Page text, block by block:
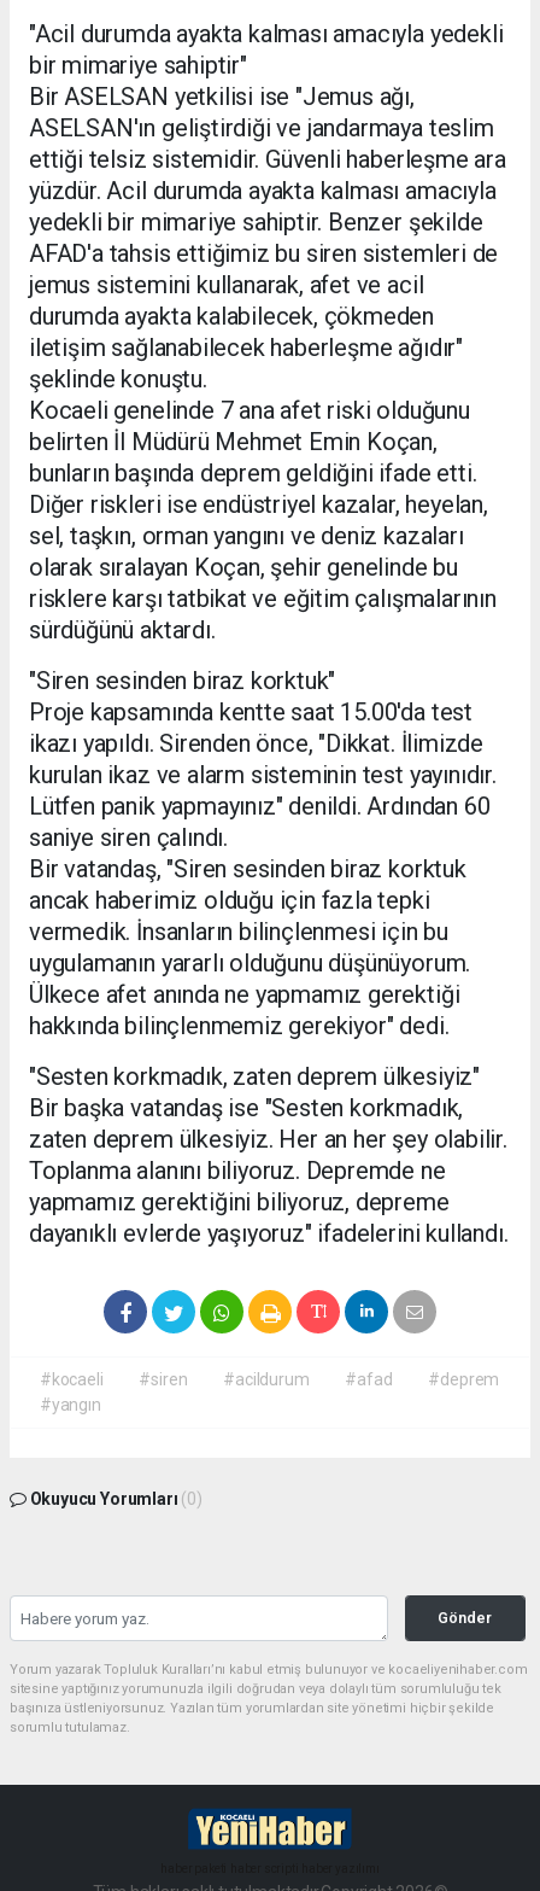
"Acil durumda ayakta kalması amacıyla yedekli
bir mimariye sahiptir"
Bir ASELSAN yetkilisi ise "Jemus ağı,
ASELSAN'ın geliştirdiği ve jandarmaya teslim
ettiği telsiz sistemidir. Güvenli haberleşme ara
yüzdür. Acil durumda ayakta kalması amacıyla
yedekli bir mimariye sahiptir. Benzer şekilde
AFAD'a tahsis ettiğimiz bu siren sistemleri de
jemus sistemini kullanarak, afet ve acil
durumda ayakta kalabilecek, çökmeden
iletişim sağlanabilecek haberleşme ağıdır"
şeklinde konuştu.
Kocaeli genelinde 7 ana afet riski olduğunu
belirten İl Müdürü Mehmet Emin Koçan,
bunların başında deprem geldiğini ifade etti.
Diğer riskleri ise endüstriyel kazalar, heyelan,
sel, taşkın, orman yangını ve deniz kazaları
olarak sıralayan Koçan, şehir genelinde bu
risklere karşı tatbikat ve eğitim çalışmalarının
sürdüğünü aktardı.
"Siren sesinden biraz korktuk"
Proje kapsamında kentte saat 15.00'da test
ikazı yapıldı. Sirenden önce, "Dikkat. İlimizde
kurulan ikaz ve alarm sisteminin test yayınıdır.
Lütfen panik yapmayınız" denildi. Ardından 60
saniye siren çalındı.
Bir vatandaş, "Siren sesinden biraz korktuk
ancak haberimiz olduğu için fazla tepki
vermedik. İnsanların bilinçlenmesi için bu
uygulamanın yararlı olduğunu düşünüyorum.
Ülkece afet anında ne yapmamız gerektiği
hakkında bilinçlenmemiz gerekiyor" dedi.
"Sesten korkmadık, zaten deprem ülkesiyiz"
Bir başka vatandaş ise "Sesten korkmadık,
zaten deprem ülkesiyiz. Her an her şey olabilir.
Toplanma alanını biliyoruz. Depremde ne
yapmamız gerektiğini biliyoruz, depreme
dayanıklı evlerde yaşıyoruz" ifadelerini kullandı.
#kocaeli #siren #acildurum #afad
#deprem
#yangın
Okuyucu Yorumları (0)
Gönder
Yorum yazarak Topluluk Kuralları’nı kabul etmiş bulunuyor ve kocaeliyenihaber.com
sitesine yaptığınız yorumunuzla ilgili doğrudan veya dolaylı tüm sorumluluğu tek
başınıza üstleniyorsunuz. Yazılan tüm yorumlardan site yönetimi hiçbir şekilde
sorumlu tutulamaz.